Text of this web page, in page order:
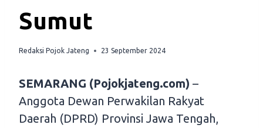
Sumut
Redaksi Pojok Jateng 23 September 2024
SEMARANG (Pojokjateng.com) –
Anggota Dewan Perwakilan Rakyat
Daerah (DPRD) Provinsi Jawa Tengah,